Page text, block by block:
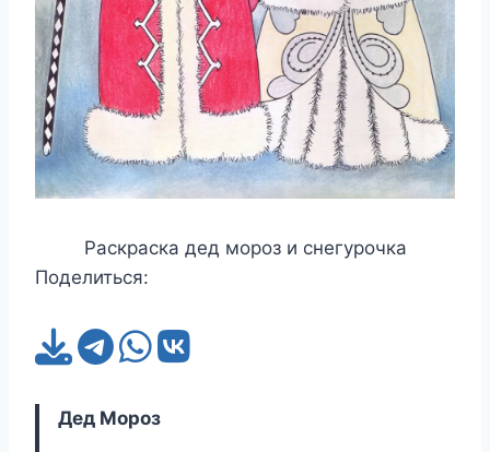
Раскраска дед мороз и снегурочка
Поделиться:
Дед Мороз